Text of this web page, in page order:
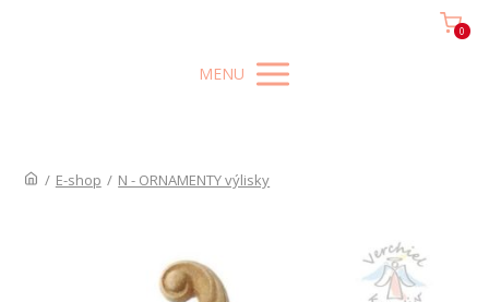
0
MENU
/ E-shop / N - ORNAMENTY výlisky